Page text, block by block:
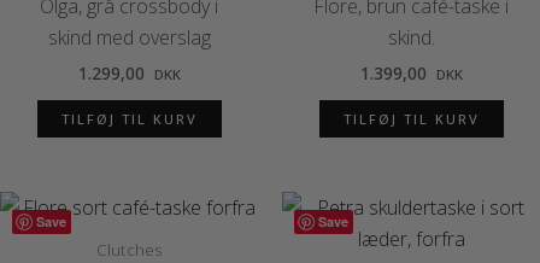
Olga, grå crossbody i
skind med overslag
1.299,00 DKK
TILFØJ TIL KURV
Flore, brun café-taske i
skind.
1.399,00 DKK
TILFØJ TIL KURV
Save
Clutches
Save